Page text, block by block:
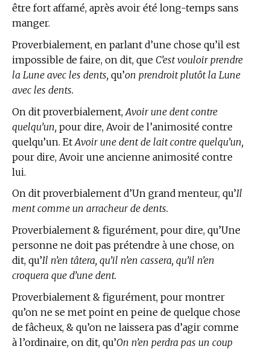
être fort affamé, après avoir été long-temps sans
manger.
Proverbialement, en parlant d’une chose qu’il est
impossible de faire, on dit, que C’est vouloir prendre
la Lune avec les dents, qu’on prendroit plutôt la Lune
avec les dents.
On dit proverbialement, Avoir une dent contre
quelqu’un, pour dire, Avoir de l’animosité contre
quelqu’un. Et Avoir une dent de lait contre quelqu’un,
pour dire, Avoir une ancienne animosité contre
lui.
On dit proverbialement d’Un grand menteur, qu’Il
ment comme un arracheur de dents.
Proverbialement & figurément, pour dire, qu’Une
personne ne doit pas prétendre à une chose, on
dit, qu’Il n’en tâtera, qu’il n’en cassera, qu’il n’en
croquera que d’une dent.
Proverbialement & figurément, pour montrer
qu’on ne se met point en peine de quelque chose
de fâcheux, & qu’on ne laissera pas d’agir comme
à l’ordinaire, on dit, qu’On n’en perdra pas un coup